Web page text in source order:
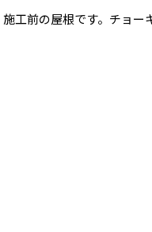
施工前の屋根です。チョー